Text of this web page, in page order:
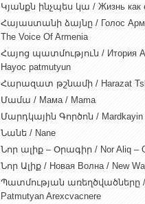
Կյանքն ինչպես կա / Жизнь как
Հայաստանի ձայնը / Голос
The Voice Of Armenia
Հայոց պատմություն / Итория
Hayoc patmutyun
Հարազատ թշնամի / Harazat
Մամա / Мама / Mama
Մարդկային Գործոն / Mardkayin
Նանե / Nane
Նոր ալիք – Օրագիր / Nor Aliq –
Նոր Ալիք / Новая Волна / New
Պատմության առեղծվածները /
Patmutyan Arexcvacnere